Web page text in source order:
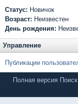
Статус: Новичок
Возраст: Неизвестен
День рождения:
Управление
Публикации
Полная версия Поиск